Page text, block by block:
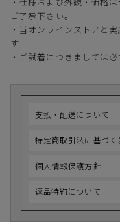
ご了承下さい。
・当オンラインストアと
す
・ご試着につきましては
支払・配送について
特定商取引法に基づく
個人情報保護方針
返品特約について